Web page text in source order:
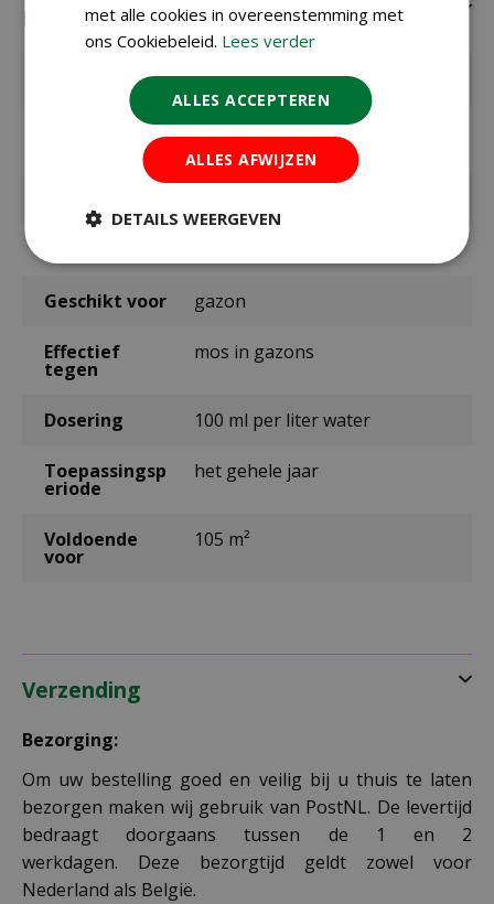
Eigenschappen
5420046650147
leverancier
65014
Geschikt voor gazon
Effectief
tegen
mos in gazons
Dosering 100 ml per liter water
Toepassingsp
eriode
het gehele jaar
Voldoende
voor
105 m²
Verzending
Bezorging:
Om uw bestelling goed en veilig bij u thuis te laten
bezorgen maken wij gebruik van PostNL. De levertijd
bedraagt doorgaans tussen de 1 en 2
werkdagen. Deze bezorgtijd geldt zowel voor
Nederland als België.
met alle cookies in overeenstemming met
ons Cookiebeleid. Lees verder
ALLES ACCEPTEREN
ALLES AFWIJZEN
DETAILS WEERGEVEN